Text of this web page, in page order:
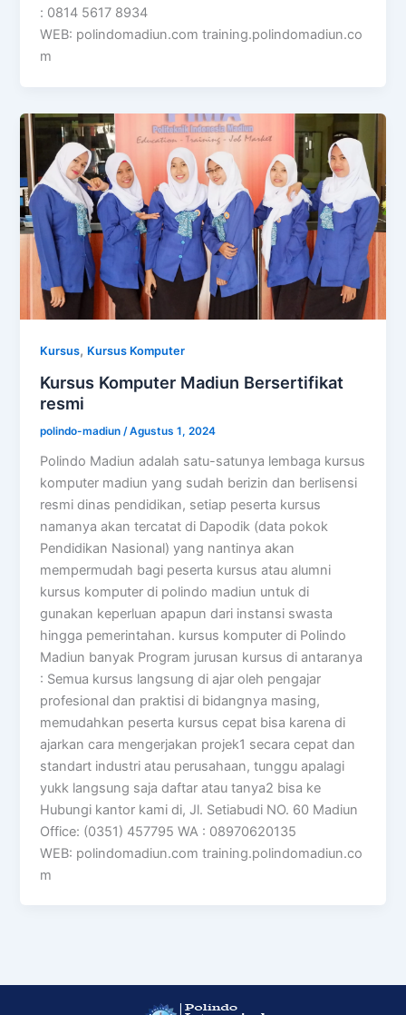
: 0814 5617 8934
WEB: polindomadiun.com training.polindomadiun.co
m
Kursus, Kursus Komputer
Kursus Komputer Madiun Bersertifikat
resmi
polindo-madiun /Agustus 1, 2024
Polindo Madiun adalah satu-satunya lembaga kursus
komputer madiun yang sudah berizin dan berlisensi
resmi dinas pendidikan, setiap peserta kursus
namanya akan tercatat di Dapodik (data pokok
Pendidikan Nasional) yang nantinya akan
mempermudah bagi peserta kursus atau alumni
kursus komputer di polindo madiun untuk di
gunakan keperluan apapun dari instansi swasta
hingga pemerintahan. kursus komputer di Polindo
Madiun banyak Program jurusan kursus di antaranya
: Semua kursus langsung di ajar oleh pengajar
profesional dan praktisi di bidangnya masing,
memudahkan peserta kursus cepat bisa karena di
ajarkan cara mengerjakan projek1 secara cepat dan
standart industri atau perusahaan, tunggu apalagi
yukk langsung saja daftar atau tanya2 bisa ke
Hubungi kantor kami di, Jl. Setiabudi NO. 60 Madiun
Office: (0351) 457795 WA : 08970620135
WEB: polindomadiun.com training.polindomadiun.co
m